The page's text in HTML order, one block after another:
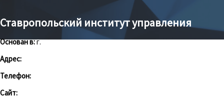
Ставропольский институт управления
Основан в:г.
Адрес:
Телефон:
Сайт: